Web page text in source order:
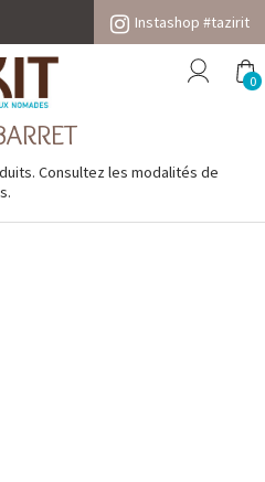
Instashop #tazirit
0
Consultez lesmodalités de
.